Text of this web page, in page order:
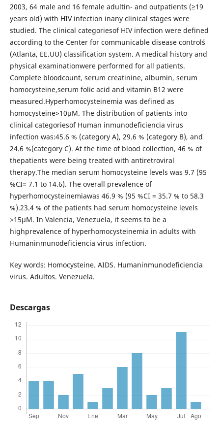
2003, 64 male and 16 female adultin- and outpatients (≥19
years old) with HIV infection inany clinical stages were
studied. The clinical categoriesof HIV infection were defined
according to the Center for communicable disease control´s
(Atlanta, EE.UU) classification system. A medical history and
physical examinationwere performed for all patients.
Complete bloodcount, serum creatinine, albumin, serum
homocysteine,serum folic acid and vitamin B12 were
measured.Hyperhomocysteinemia was defined as
homocysteine>10µM. The distribution of patients into
clinical categoriesof Human inmunodeficiencia virus
infection was:45.6 % (category A), 29.6 % (category B), and
24.6 %(category C). At the time of blood collection, 46 % of
thepatients were being treated with antiretroviral
therapy.The median serum homocysteine levels was 9.7 (95
%CI= 7.1 to 14.6). The overall prevalence of
hyperhomocysteinemiawas 46.9 % (95 %CI = 35.7 % to 58.3
%).23.4 % of the patients had serum homocysteine levels
>15µM. In Valencia, Venezuela, it seems to be a
highprevalence of hyperhomocysteinemia in adults with
Humaninmunodeficiencia virus infection.
Key words: Homocysteine. AIDS. Humaninmunodeficiencia
virus. Adultos. Venezuela.
Descargas